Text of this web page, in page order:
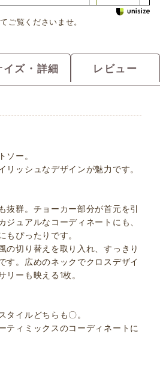
ご覧くださいませ。
イズ・詳細 レビュー
ソー。
リッシュなデザインが魅力です。
抜群。チョーカー部分が首元を引
ジュアルなコーディネートにも、
もぴったりです。
の切り替えを取り入れ、すっきり
す。広めのネックでクロスデザイ
リーも映える1枚。
タイルどちらも〇。
ティミックスのコーディネートに